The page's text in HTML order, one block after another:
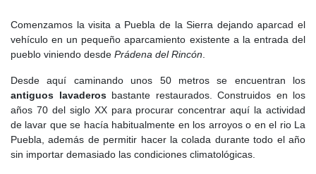
resultaba esencial para la economía local basada en la ganadería
y la explotación forestal.
Mendoza, se consolidó como una de las jurisdicciones más
poderosas de la región. Aunque elDuque de Infantadoejercía
autoridad sobrePuebla de la Sierra, la propiedad de la tierra
seguía perteneciendo a laComunidad de Villa y Tierra. El pueblo
permaneció como una pequeña aldea vinculada a la explotación
de los recursos naturales, con una población reducida y dedicada
Comenzamos la visita a Puebla de la Sierra dejando aparcad el
vehículo en un pequeño aparcamiento existente a la entrada del
pueblo viniendo desde Prádena del Rincón.
Desde aquí caminando unos 50 metros se encuentran los
antiguos lavaderosbastante restaurados. Construidos en los
años 70 del siglo XX para procurar concentrar aquí la actividad
de lavar que se hacía habitualmente en los arroyos o en el rio La
Puebla, además de permitir hacer la colada durante todo el año
sin importar demasiado las condiciones climatológicas.